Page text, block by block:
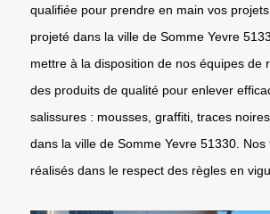
qualifiée pour prendre en main vos
projeté dans la ville de Somme Yevre
mettre à la disposition de nos équipes de
des produits de qualité pour enlever
salissures : mousses, graffiti, traces
dans la ville de Somme Yevre 51330. Nos
réalisés dans le respect des règles en